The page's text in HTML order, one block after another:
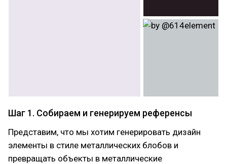
Шаг 1. Собираем и генерируем референсы
Представим, что мы хотим генерировать дизайн
элементы в стиле металлических блобов и
превращать объекты в металлические